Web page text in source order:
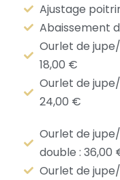
Ajustage
Abaissement
Ourlet de
18,00 €
Ourlet de
24,00 €
Ourlet de
double : 36,00
Ourlet de